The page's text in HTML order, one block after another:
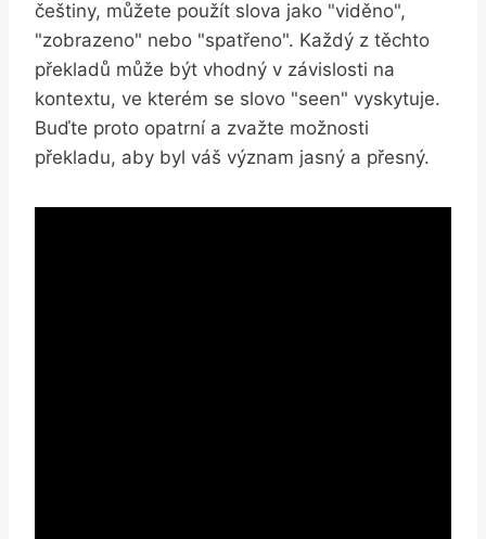
češtiny, můžete použít slova jako "viděno",
"zobrazeno" nebo "spatřeno". Každý z těchto
překladů může být vhodný v závislosti na
kontextu, ve kterém se slovo "seen" vyskytuje.
Buďte proto opatrní a zvažte možnosti
překladu, aby byl váš význam jasný a přesný.